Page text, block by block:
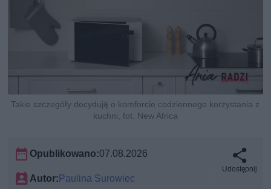
Takie szczegóły decydują o komforcie codziennego korzystania z
kuchni, fot. New Africa
Opublikowano:07.08.2026
Autor:Paulina Surowiec
Udostępnij